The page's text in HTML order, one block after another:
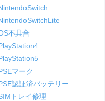
不具合
マーク
認証済バッテリー
トレイ修理